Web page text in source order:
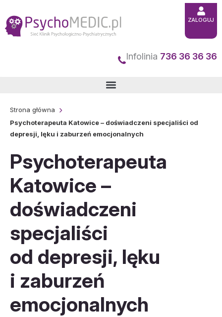
do
treści
Infolinia 736 36 36 36
ZALOGUJ
Strona główna
Psychoterapeuta Katowice – doświadczeni specjaliści od
depresji, lęku i zaburzeń emocjonalnych
Psychoterapeuta
Katowice –
doświadczeni
specjaliści
od depresji, lęku
i zaburzeń
emocjonalnych